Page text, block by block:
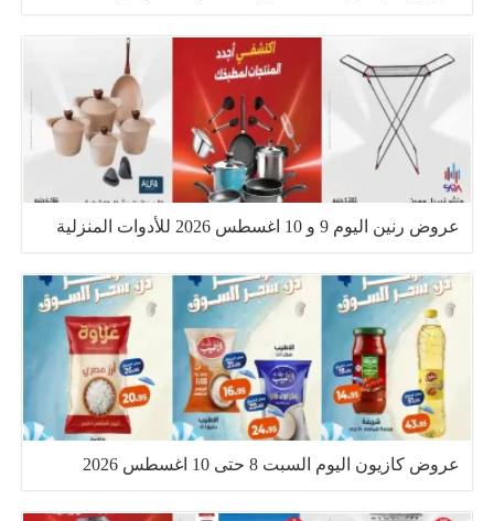
عروض رنين اليوم 9 و 10 اغسطس 2026 للأدوات المنزلية
عروض كازيون اليوم السبت 8 حتى 10 اغسطس 2026